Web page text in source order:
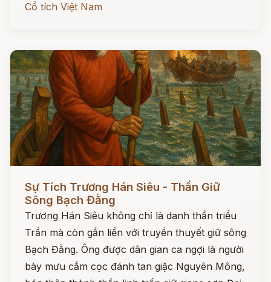
Cổ tích Việt Nam
Sự Tích Trương Hán Siêu - Thần Giữ
Sông Bạch Đằng
Trương Hán Siêu không chỉ là danh thần triều
Trần mà còn gắn liền với truyền thuyết giữ sông
Bạch Đằng. Ông được dân gian ca ngợi là người
bày mưu cắm cọc đánh tan giặc Nguyên Mông,